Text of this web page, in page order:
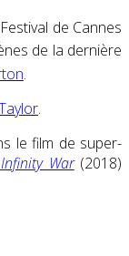
de Cannes
de la dernière
.
.
le film de super-
War(2018)